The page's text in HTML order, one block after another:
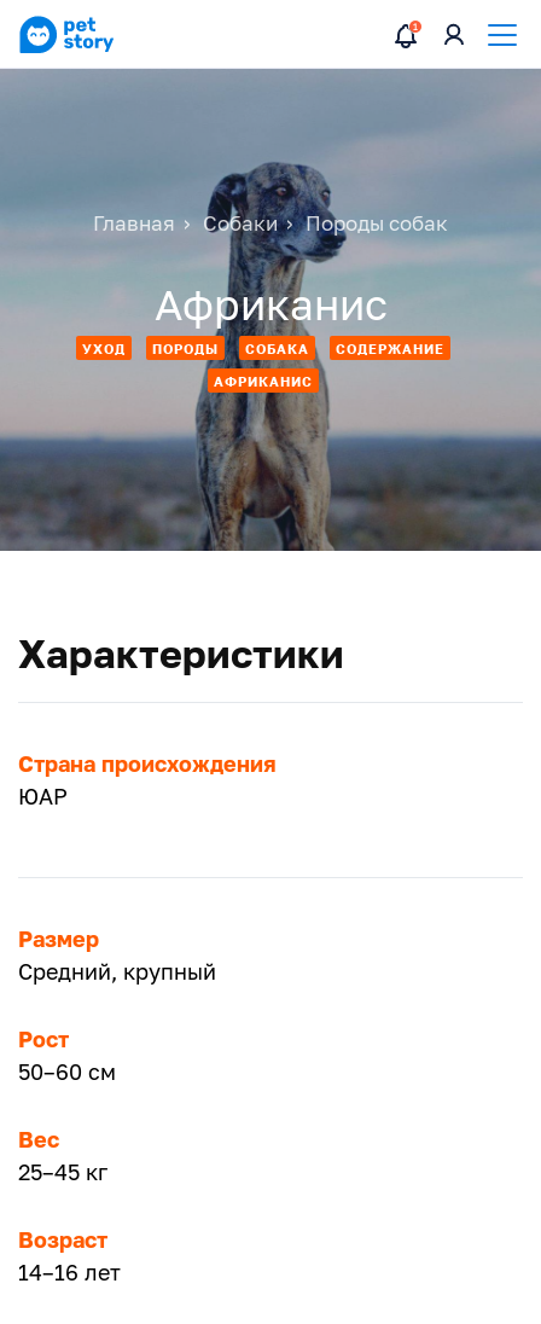
Главная Собаки Породы собак
Африканис
УХОД ПОРОДЫ СОБАКА СОДЕРЖАНИЕ
АФРИКАНИС
Характеристики
Страна происхождения
ЮАР
Размер
Средний, крупный
Рост
50–60 см
Вес
25–45 кг
Возраст
14–16 лет